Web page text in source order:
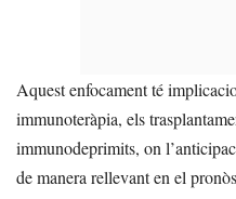
Aquest enfocament té
immunoteràpia, els
immunodeprimits, on
de manera rellevant en el